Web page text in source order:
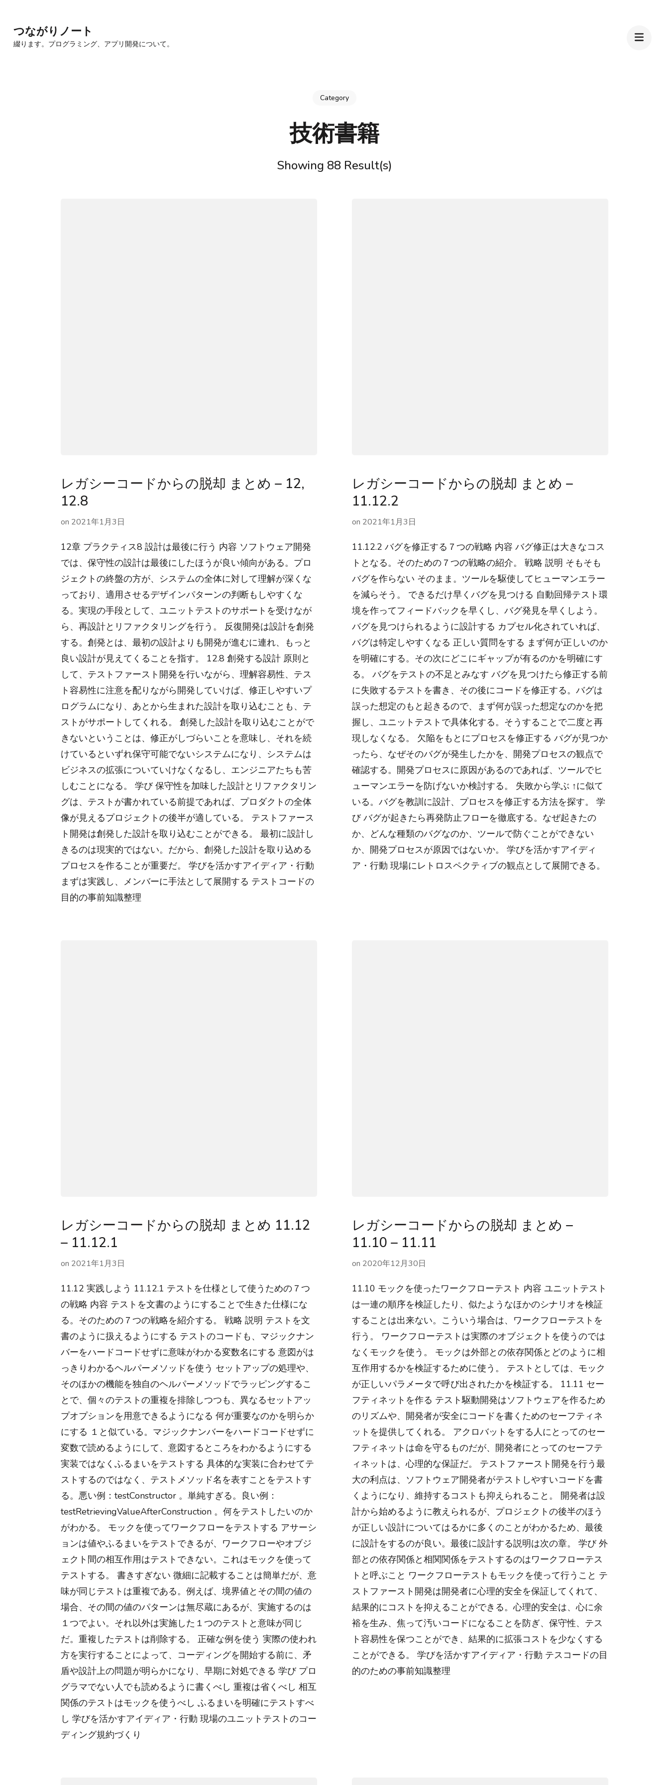
content
つながりノート
綴ります。プログラミング、アプリ開発について。
Category
技術書籍
Showing 88 Result(s)
レガシーコードからの脱却 まとめ – 12,
12.8
on 2021年1月3日
12章 プラクティス8 設計は最後に行う 内容 ソフトウェア開発
では、保守性の設計は最後にしたほうが良い傾向がある。プロ
ジェクトの終盤の方が、システムの全体に対して理解が深くな
っており、適用させるデザインパターンの判断もしやすくな
る。実現の手段として、ユニットテストのサポートを受けなが
ら、再設計とリファクタリングを行う。 反復開発は設計を創発
する。創発とは、最初の設計よりも開発が進むに連れ、もっと
良い設計が見えてくることを指す。 12.8 創発する設計 原則と
して、テストファースト開発を行いながら、理解容易性、テス
ト容易性に注意を配りながら開発していけば、修正しやすいプ
ログラムになり、あとから生まれた設計を取り込むことも、テ
ストがサポートしてくれる。 創発した設計を取り込むことがで
きないということは、修正がしづらいことを意味し、それを続
けているといずれ保守可能でないシステムになり、システムは
ビジネスの拡張についていけなくなるし、エンジニアたちも苦
しむことになる。 学び 保守性を加味した設計とリファクタリン
グは、テストが書かれている前提であれば、プロダクトの全体
像が見えるプロジェクトの後半が適している。 テストファース
ト開発は創発した設計を取り込むことができる。 最初に設計し
きるのは現実的ではない。だから、創発した設計を取り込める
プロセスを作ることが重要だ。 学びを活かすアイディア・行動
まずは実践し、メンバーに手法として展開する テストコードの
目的の事前知識整理
レガシーコードからの脱却 まとめ –
11.12.2
on 2021年1月3日
11.12.2 バグを修正する７つの戦略 内容 バグ修正は大きなコス
トとなる。そのための７つの戦略の紹介。 戦略 説明 そもそも
バグを作らない そのまま。ツールを駆使してヒューマンエラー
を減らそう。 できるだけ早くバグを見つける 自動回帰テスト環
境を作ってフィードバックを早くし、バグ発見を早くしよう。
バグを見つけられるように設計する カプセル化されていれば、
バグは特定しやすくなる 正しい質問をする まず何が正しいのか
を明確にする。その次にどこにギャップが有るのかを明確にす
る。 バグをテストの不足とみなす バグを見つけたら修正する前
に失敗するテストを書き、その後にコードを修正する。バグは
誤った想定のもと起きるので、まず何が誤った想定なのかを把
握し、ユニットテストで具体化する。そうすることで二度と再
現しなくなる。 欠陥をもとにプロセスを修正する バグが見つか
ったら、なぜそのバグが発生したかを、開発プロセスの観点で
確認する。開発プロセスに原因があるのであれば、ツールでヒ
ューマンエラーを防げないか検討する。 失敗から学ぶ ↑に似て
いる。バグを教訓に設計、プロセスを修正する方法を探す。 学
び バグが起きたら再発防止フローを徹底する。なぜ起きたの
か、どんな種類のバグなのか、ツールで防ぐことができない
か、開発プロセスが原因ではないか。 学びを活かすアイディ
ア・行動 現場にレトロスペクティブの観点として展開できる。
レガシーコードからの脱却 まとめ 11.12
– 11.12.1
on 2021年1月3日
11.12 実践しよう 11.12.1 テストを仕様として使うための７つ
の戦略 内容 テストを文書のようにすることで生きた仕様にな
る。そのための７つの戦略を紹介する。 戦略 説明 テストを文
書のように扱えるようにする テストのコードも、マジックナン
バーをハードコードせずに意味がわかる変数名にする 意図がは
っきりわかるヘルパーメソッドを使う セットアップの処理や、
そのほかの機能を独自のヘルパーメソッドでラッピングするこ
とで、個々のテストの重複を排除しつつも、異なるセットアッ
プオプションを用意できるようになる 何が重要なのかを明らか
にする １と似ている。マジックナンバーをハードコードせずに
変数で読めるようにして、意図するところをわかるようにする
実装ではなくふるまいをテストする 具体的な実装に合わせてテ
ストするのではなく、テストメソッド名を表すことをテストす
る。悪い例：testConstructor 。単純すぎる。良い例：
testRetrievingValueAfterConstruction 。何をテストしたいのか
がわかる。 モックを使ってワークフローをテストする アサーシ
ョンは値やふるまいをテストできるが、ワークフローやオブジ
ェクト間の相互作用はテストできない。これはモックを使って
テストする。 書きすぎない 微細に記載することは簡単だが、意
味が同じテストは重複である。例えば、境界値とその間の値の
場合、その間の値のパターンは無尽蔵にあるが、実施するのは
１つでよい。それ以外は実施した１つのテストと意味が同じ
だ。重複したテストは削除する。 正確な例を使う 実際の使われ
方を実行することによって、コーディングを開始する前に、矛
盾や設計上の問題が明らかになり、早期に対処できる 学び プロ
グラマでない人でも読めるように書くべし 重複は省くべし 相互
関係のテストはモックを使うべし ふるまいを明確にテストすべ
し 学びを活かすアイディア・行動 現場のユニットテストのコー
ディング規約づくり
レガシーコードからの脱却 まとめ –
11.10 – 11.11
on 2020年12月30日
11.10 モックを使ったワークフローテスト 内容 ユニットテスト
は一連の順序を検証したり、似たようなほかのシナリオを検証
することは出来ない。こういう場合は、ワークフローテストを
行う。 ワークフローテストは実際のオブジェクトを使うのでは
なくモックを使う。 モックは外部との依存関係とどのように相
互作用するかを検証するために使う。 テストとしては、モック
が正しいパラメータで呼び出されたかを検証する。 11.11 セー
フティネットを作る テスト駆動開発はソフトウェアを作るため
のリズムや、開発者が安全にコードを書くためのセーフティネ
ットを提供してくれる。 アクロバットをする人にとってのセー
フティネットは命を守るものだが、開発者にとってのセーフテ
ィネットは、心理的な保証だ。 テストファースト開発を行う最
大の利点は、ソフトウェア開発者がテストしやすいコードを書
くようになり、維持するコストも抑えられること。 開発者は設
計から始めるように教えられるが、プロジェクトの後半のほう
が正しい設計についてはるかに多くのことがわかるため、最後
に設計をするのが良い。最後に設計する説明は次の章。 学び 外
部との依存関係と相関関係をテストするのはワークフローテス
トと呼ぶこと ワークフローテストもモックを使って行うこと テ
ストファースト開発は開発者に心理的安全を保証してくれて、
結果的にコストを抑えることができる。心理的安全は、心に余
裕を生み、焦って汚いコードになることを防ぎ、保守性、テス
ト容易性を保つことができ、結果的に拡張コストを少なくする
ことができる。 学びを活かすアイディア・行動 テスコードの目
的のための事前知識整理